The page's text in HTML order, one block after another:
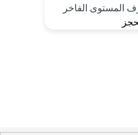
المستوى الفاخر